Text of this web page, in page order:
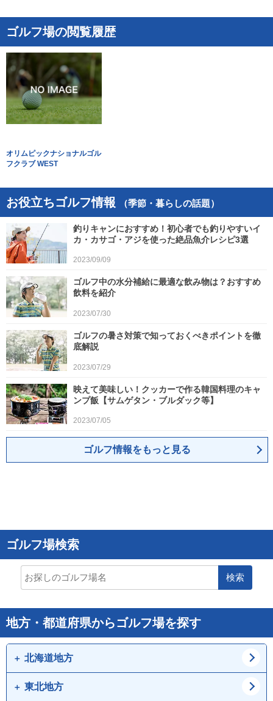
ゴルフ場の閲覧履歴
オリムピックナショナルゴル
フクラブ WEST
お役立ちゴルフ情報 （季節・暮らしの話題）
釣りキャンにおすすめ！初心者でも釣りやすいイ
カ・カサゴ・アジを使った絶品魚介レシピ3選
2023/09/09
ゴルフ中の水分補給に最適な飲み物は？おすすめ
飲料を紹介
2023/07/30
ゴルフの暑さ対策で知っておくべきポイントを徹
底解説
2023/07/29
映えて美味しい！クッカーで作る韓国料理のキャ
ンプ飯【サムゲタン・ブルダック等】
2023/07/05
ゴルフ情報をもっと見る
ゴルフ場検索
検索
地方・都道府県からゴルフ場を探す
北海道地方
道北東北地方